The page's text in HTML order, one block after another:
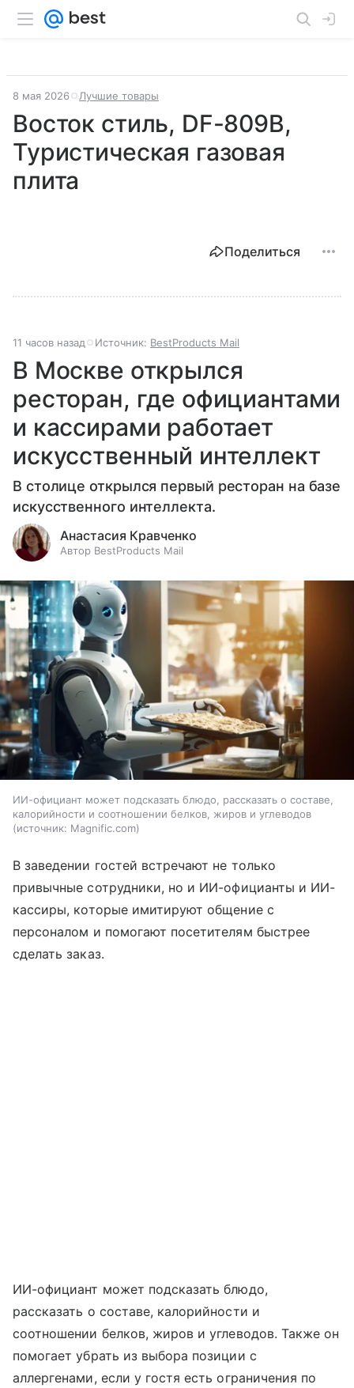
8 мая 2026 Лучшие товары
Восток стиль, DF-809B,
Туристическая газовая
плита
Поделиться
11 часов назад Источник: BestProducts Mail
В Москве открылся
ресторан, где официантами
и кассирами работает
искусственный интеллект
В столице открылся первый ресторан на базе
искусственного интеллекта.
Анастасия Кравченко
Автор BestProducts Mail
ИИ-официант может подсказать блюдо, рассказать о составе,
калорийности и соотношении белков, жиров и углеводов
источник: Magnific.com
В заведении гостей встречают не только
привычные сотрудники, но и ИИ-официанты и ИИ-
кассиры, которые имитируют общение с
персоналом и помогают посетителям быстрее
сделать заказ.
ИИ-официант может подсказать блюдо,
рассказать о составе, калорийности и
соотношении белков, жиров и углеводов. Также он
помогает убрать из выбора позиции с
аллергенами, если у гостя есть ограничения по